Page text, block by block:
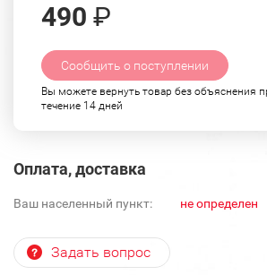
490 ₽
Сообщить о поступлении
Вы можете вернуть товар без объяснения
течение 14 дней
Оплата, доставка
Ваш населенный пункт: не определен
Задать вопрос